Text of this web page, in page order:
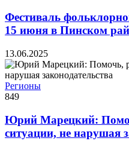
Фестиваль
15 июня в Пинском
13.06.2025
Регионы
849
Юрий Марецкий:
ситуации, не нарушая